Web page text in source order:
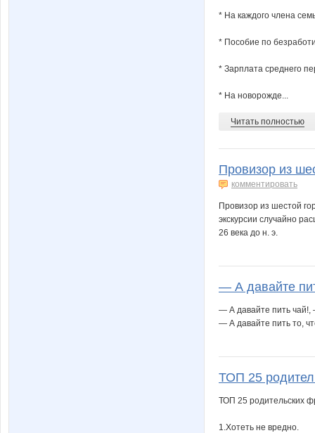
* На каждого члена
* Пособие по
* Зарплата среднего
* На новорожде...
Читать полностью
Провизор из
комментировать
Провизор из шестой
экскурсии случайно
26 века до н. э.
— А давайте
— А давайте пить чай!,
— А давайте пить то,
ТОП 25
ТОП 25 родительских
1.Хотеть не вредно.